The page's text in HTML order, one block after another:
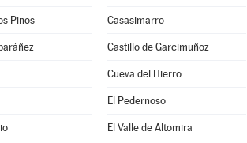
Pinos Casasimarro
Castillo de Garcimuñoz
Cueva del Hierro
El Pedernoso
El Valle de Altomira